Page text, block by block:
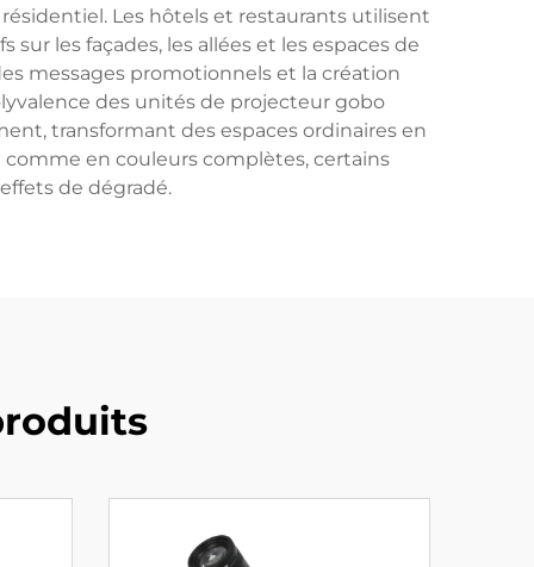
Les hôtels et restaurants utilisent
les façades, les allées et les espaces de
messages promotionnels et la création
des unités de projecteur gobo
transformant des espaces ordinaires en
en couleurs complètes, certains
de dégradé.